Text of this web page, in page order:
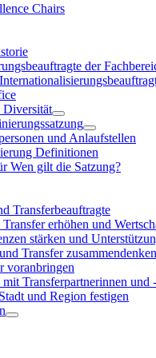
Chairs
der
und Anlaufstellen
Definitionen
Wen gilt die Satzung?
Transferbeauftragte
erhöhen und
stärken und
Transfer zusammendenken
voranbringen
Transferpartnerinnen und
und Region festigen